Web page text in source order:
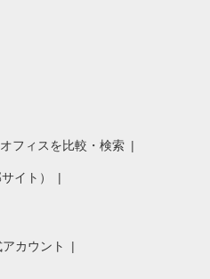
フィスを比較・検索
イト）
カウント